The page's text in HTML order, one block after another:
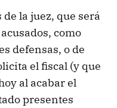
la juez, que será
como
defensas, o de
el fiscal (y que
al acabar el
presentes